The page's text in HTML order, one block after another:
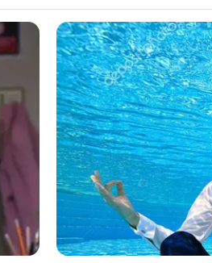
para todos os agentes de saúde
firmando essa parceria que é
construção de melhores condições
são as comunidades indígenas”,
Indígena de Mato Grosso do
de alinhar o trabalho e o uso
que disponibilizara tabletes,